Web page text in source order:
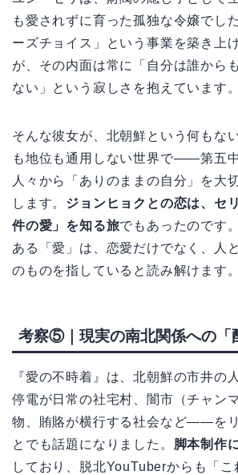
も愛されずに育った孤独な令嬢でし
ーズチョイス」という事業を築き上
が、その内面は常に「自分は誰から
ない」という寂しさを抱えています。
そんな彼女が、北朝鮮という何も
も地位も通用しない世界で——第五
人々から「ありのままの自分」を大
します。 ジョンヒョクとの恋は、セ
件の愛」を知る旅でもあったのです
ある「愛」は、恋愛だけでなく、人
のものを指していると読み解けます。
考察⑤｜現実の南北関係への「
『愛の不時着』は、北朝鮮の市井
停電が日常の社宅村、闇市（チャン
物、賄賂が横行する社会など——を
とでも話題になりました。 脚本制作
しており、脱北YouTuberからも「